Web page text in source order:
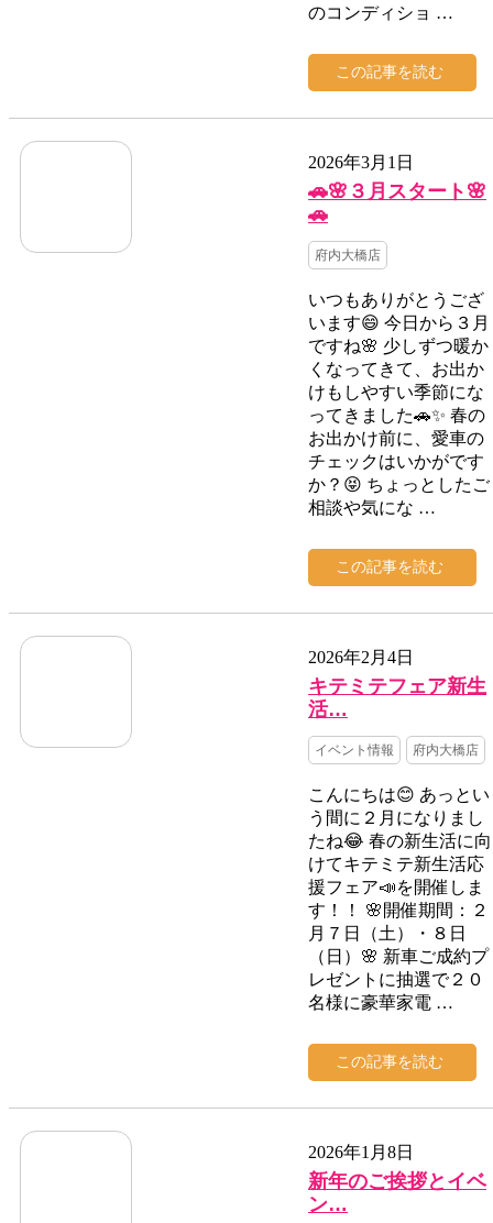
のコンディショ …
この記事を読む
2026年3月1日
🚗🌸３月スタート🌸
🚗
府内大橋店
いつもありがとうござ
います😄 今日から３月
ですね🌸 少しずつ暖か
くなってきて、お出か
けもしやすい季節にな
ってきました🚗✨ 春の
お出かけ前に、愛車の
チェックはいかがです
か？😝 ちょっとしたご
相談や気にな …
この記事を読む
2026年2月4日
キテミテフェア新生
活…
イベント情報 府内大橋店
こんにちは😊 あっとい
う間に２月になりまし
たね😂 春の新生活に向
けてキテミテ新生活応
援フェア📣を開催しま
す！！ 🌸開催期間：２
月７日（土）・８日
（日）🌸 新車ご成約プ
レゼントに抽選で２０
名様に豪華家電 …
この記事を読む
2026年1月8日
新年のご挨拶とイベ
ン…